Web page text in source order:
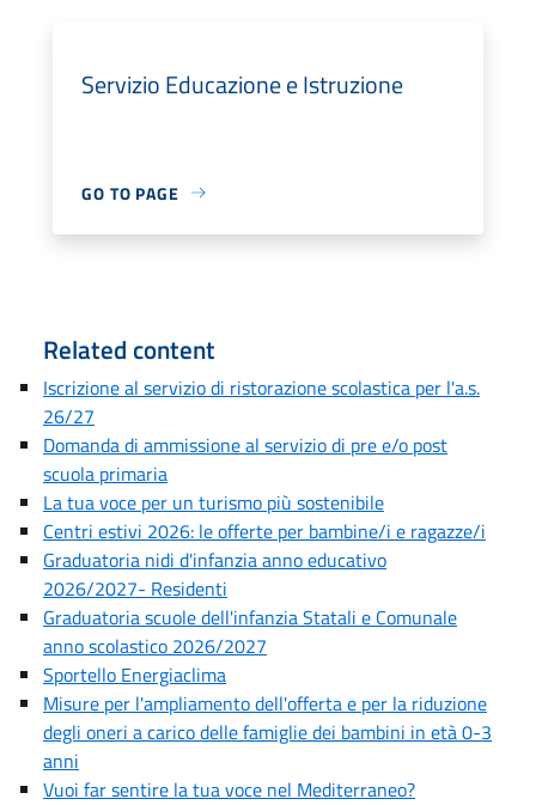
Servizio Educazione e Istruzione
GO TO PAGE
Related content
Iscrizione al servizio di ristorazione scolastica per l'a.s.
26/27
Domanda di ammissione al servizio di pre e/o post
scuola primaria
La tua voce per un turismo più sostenibile
Centri estivi 2026: le offerte per bambine/i e ragazze/i
Graduatoria nidi d'infanzia anno educativo
2026/2027- Residenti
Graduatoria scuole dell'infanzia Statali e Comunale
anno scolastico 2026/2027
Sportello Energiaclima
Misure per l'ampliamento dell'offerta e per la riduzione
degli oneri a carico delle famiglie dei bambini in età 0-3
anni
Vuoi far sentire la tua voce nel Mediterraneo?